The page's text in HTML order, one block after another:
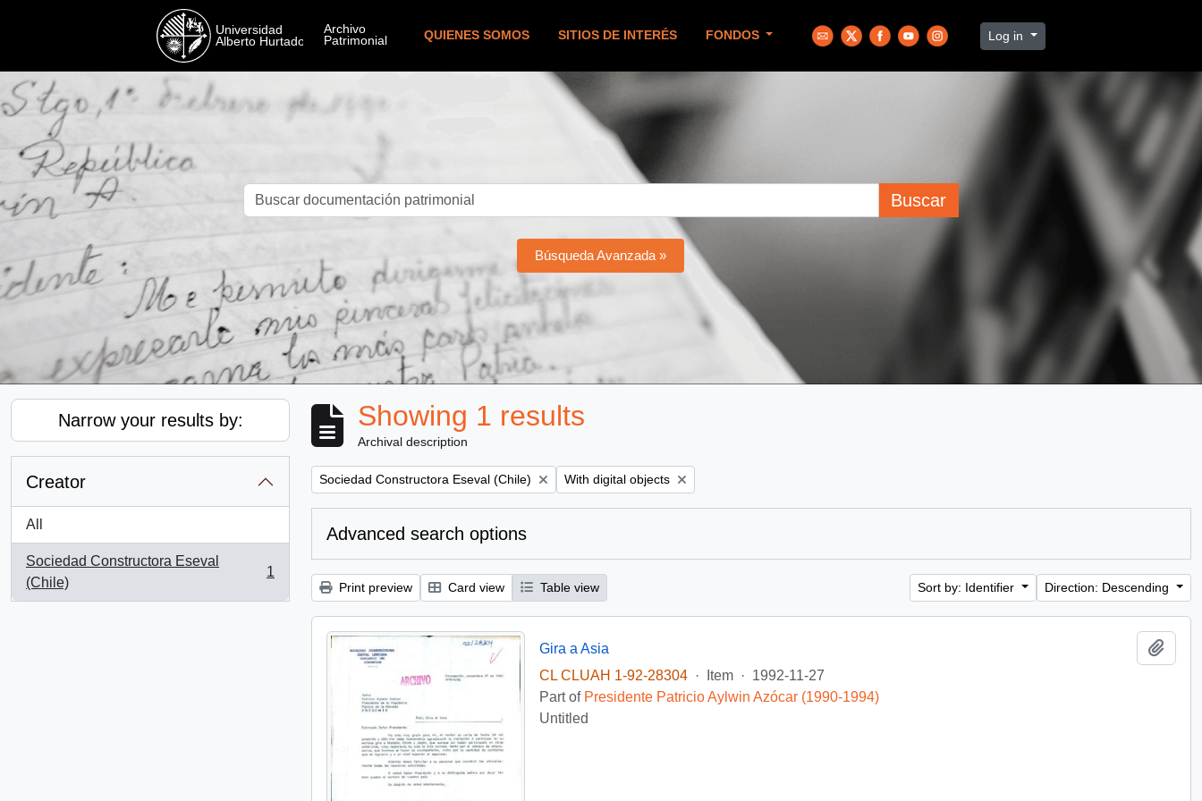
QUIENES SOMOS SITIOS DE INTERÉS FONDOS Log in
Buscar
Búsqueda Avanzada »
Narrow your results by:
Creator
All
Sociedad Constructora Eseval
(Chile)
, 1 results
1
Showing 1 results
Archival description
Remove filter:
Sociedad Constructora Eseval (Chile) Remove filter:
With digital objects
Advanced search options
Print preview Card view Table view Sort by: Identifier Direction: Descending
Gira a Asia
CL CLUAH 1-92-28304
· Item · 1992-11-27
Part of Presidente Patricio Aylwin Azócar (1990-1994)
Untitled